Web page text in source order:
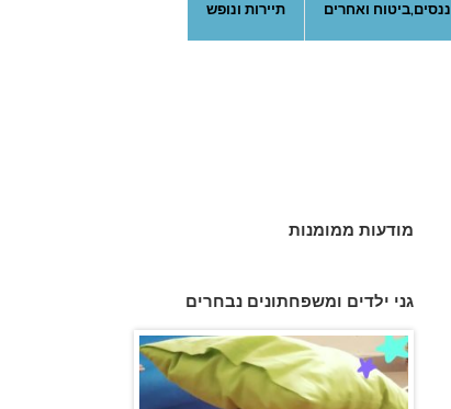
ואחרים תיירות ונופש
מודעות ממומנות
גני ילדים ומשפחתונים נבחרים